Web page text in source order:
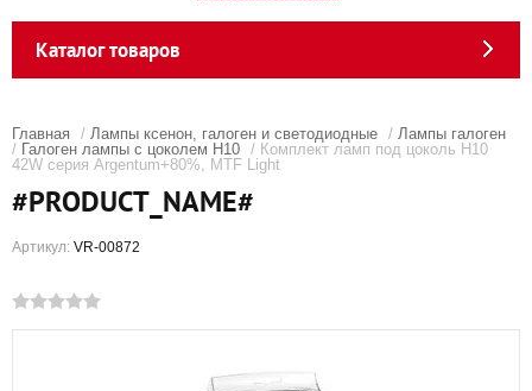
Каталог товаров
Главная / Лампы ксенон, галоген и светодиодные / Лампы галоген
/ Галоген лампы с цоколем Н10 / Комплект ламп под цоколь Н10
42W серия Argentum+80%, MTF Light
#PRODUCT_NAME#
Артикул: VR-00872